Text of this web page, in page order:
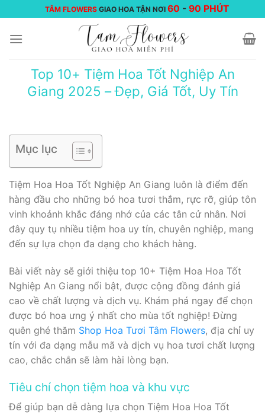
đến
nội
TÂM FLOWERS GIAO HOA TẬN NƠI 60 -90 PHÚT
Top 10+ Tiệm Hoa Tốt Nghiệp An
Giang 2025 – Đẹp, Giá Tốt, Uy Tín
Mục lục
Tiệm Hoa Hoa Tốt Nghiệp An Giang luôn là điểm đến
hàng đầu cho những bó hoa tươi thắm, rực rỡ, giúp tôn
vinh khoảnh khắc đáng nhớ của các tân cử nhân. Nơi
đây quy tụ nhiều tiệm hoa uy tín, chuyên nghiệp, mang
đến sự lựa chọn đa dạng cho khách hàng.
Bài viết này sẽ giới thiệu top 10+ Tiệm Hoa Hoa Tốt
Nghiệp An Giang nổi bật, được cộng đồng đánh giá
cao về chất lượng và dịch vụ. Khám phá ngay để chọn
được bó hoa ưng ý nhất cho mùa tốt nghiệp! Đừng
quên ghé thăm Shop Hoa Tươi Tâm Flowers, địa chỉ uy
tín với đa dạng mẫu mã và dịch vụ hoa tươi chất lượng
cao, chắc chắn sẽ làm hài lòng bạn.
Tiêu chí chọn tiệm hoa và khu vực
Để giúp bạn dễ dàng lựa chọn Tiệm Hoa Hoa Tốt